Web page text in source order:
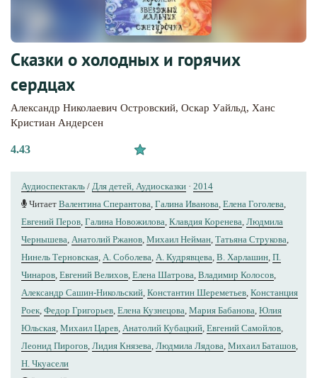
Сказки о холодных и горячих
сердцах
Александр Николаевич Островский, Оскар Уайльд, Ханс
Кристиан Андерсен
4.43
Аудиоспектакль / Для детей, Аудиосказки · 2014
Читает Валентина Сперантова, Галина Иванова, Елена Гоголева,
Евгений Перов, Галина Новожилова, Клавдия Коренева, Людмила
Чернышева, Анатолий Ржанов, Михаил Нейман, Татьяна Струкова,
Нинель Терновская, А. Соболева, А. Кудрявцева, В. Харлашин, П.
Чинаров, Евгений Велихов, Елена Шатрова, Владимир Колосов,
Александр Сашин-Никольский, Константин Шереметьев, Констанция
Роек, Федор Григорьев, Елена Кузнецова, Мария Бабанова, Юлия
Юльская, Михаил Царев, Анатолий Кубацкий, Евгений Самойлов,
Леонид Пирогов, Лидия Князева, Людмила Лядова, Михаил Баташов,
Н. Чкуасели